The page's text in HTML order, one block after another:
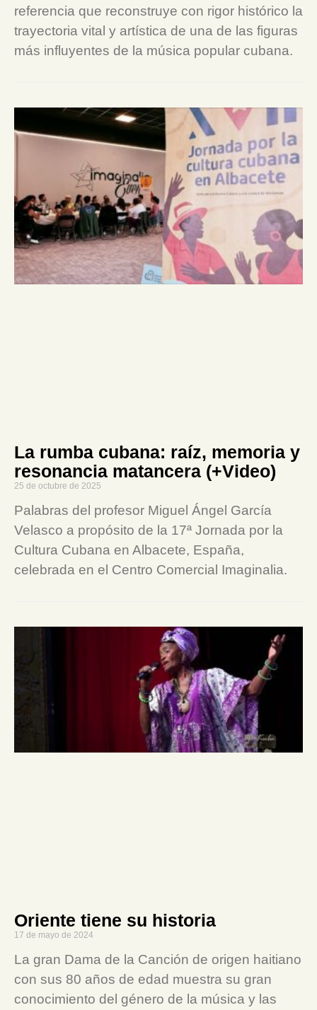
referencia que reconstruye con rigor histórico la
trayectoria vital y artística de una de las figuras
más influyentes de la música popular cubana.
La rumba cubana: raíz, memoria y
resonancia matancera (+Video)
25 de octubre de 2025
Palabras del profesor Miguel Ángel García
Velasco a propósito de la 17ª Jornada por la
Cultura Cubana en Albacete, España,
celebrada en el Centro Comercial Imaginalia.
Oriente tiene su historia
17 de mayo de 2024
La gran Dama de la Canción de origen haitiano
con sus 80 años de edad muestra su gran
conocimiento del género de la música y las